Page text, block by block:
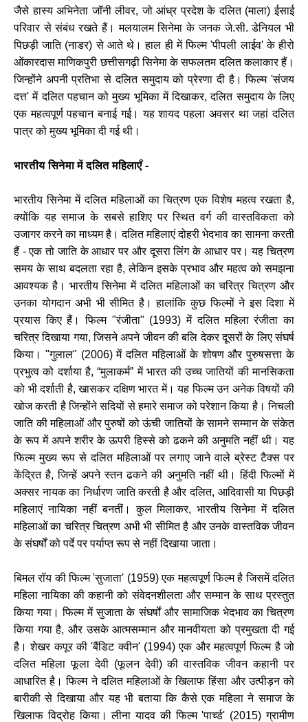
जैसे हास्य अभिनेता जॉनी लीवर, जो आंध्र प्रदेश के दलित (माला) ईसाई
परिवार से संबंध रखते हैं। मलयालम सिनेमा के जनक जे.सी. डेनियल भी
पिछड़ी जाति (नाडर) से आते थे। हाल ही में फिल्म 'पीपली लाईव' के हीरो
ओंकारदास माणिकपुरी छत्तीसगढ़ी सिनेमा के सफलतम दलित कलाकार हैं।
जिन्होंने अपनी प्रतिभा से दलित समुदाय को प्रेरणा दी है। फिल्म 'संजय
दत्त' में दलित पहचान को मुख्य भूमिका में दिखाकर, दलित समुदाय के लिए
एक महत्वपूर्ण पहचान बनाई गई। यह शायद पहला अवसर था जहां दलित
पात्र को मुख्य भूमिका दी गई थी।
भारतीय सिनेमा में दलित महिलाएँ -
भारतीय सिनेमा में दलित महिलाओं का चित्रण एक विशेष महत्व रखता है,
क्योंकि यह समाज के सबसे हाशिए पर स्थित वर्ग की वास्तविकता को
उजागर करने का माध्यम है। दलित महिलाएं दोहरी भेदभाव का सामना करती
हैं - एक तो जाति के आधार पर और दूसरा लिंग के आधार पर। यह चित्रण
समय के साथ बदलता रहा है, लेकिन इसके प्रभाव और महत्व को समझना
आवश्यक है। भारतीय सिनेमा में दलित महिलाओं का चरित्र चित्रण और
उनका योगदान अभी भी सीमित है। हालांकि कुछ फिल्मों ने इस दिशा में
प्रयास किए हैं। फिल्म "रंजीता" (1993) में दलित महिला रंजीता का
चरित्र दिखाया गया, जिसने अपने जीवन की बलि देकर दूसरों के लिए संघर्ष
किया। "गुलाल" (2006) में दलित महिलाओं के शोषण और पुरुषसत्ता के
प्रभुत्व को दर्शाया है, “मुलाकर्म” में भारत की उच्च जातियों की मानसिकता
को भी दर्शाती है, खासकर दक्षिण भारत में। यह फिल्म उन अनेक विषयों की
खोज करती है जिन्होंने सदियों से हमारे समाज को परेशान किया है। निचली
जाति की महिलाओं और पुरुषों को ऊंची जातियों के सामने सम्मान के संकेत
के रूप में अपने शरीर के ऊपरी हिस्से को ढकने की अनुमति नहीं थी। यह
फिल्म मुख्य रूप से दलित महिलाओं पर लगाए जाने वाले ब्रेस्ट टैक्स पर
केंद्रित है, जिन्हें अपने स्तन ढकने की अनुमति नहीं थी। हिंदी फिल्मों में
अक्सर नायक का निर्धारण जाति करती है और दलित, आदिवासी या पिछड़ी
महिलाएं नायिका नहीं बनतीं। कुल मिलाकर, भारतीय सिनेमा में दलित
महिलाओं का चरित्र चित्रण अभी भी सीमित है और उनके वास्तविक जीवन
के संघर्षों को पर्दे पर पर्याप्त रूप से नहीं दिखाया जाता।
बिमल रॉय की फिल्म 'सुजाता' (1959) एक महत्वपूर्ण फिल्म है जिसमें दलित
महिला नायिका की कहानी को संवेदनशीलता और सम्मान के साथ प्रस्तुत
किया गया। फिल्म में सुजाता के संघर्षों और सामाजिक भेदभाव का चित्रण
किया गया है, और उसके आत्मसम्मान और मानवीयता को प्रमुखता दी गई
है। शेखर कपूर की 'बैंडिट क्वीन' (1994) एक और महत्वपूर्ण फिल्म है जो
दलित महिला फूला देवी (फूलन देवी) की वास्तविक जीवन कहानी पर
आधारित है। फिल्म ने दलित महिलाओं के खिलाफ हिंसा और उत्पीड़न को
बारीकी से दिखाया और यह भी बताया कि कैसे एक महिला ने समाज के
खिलाफ विद्रोह किया। लीना यादव की फिल्म 'पार्च्ड' (2015) ग्रामीण